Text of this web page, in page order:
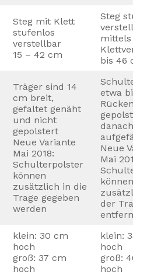
Steg mit Klett
stufenlos
verstellbar
15 – 42 cm
Steg
verstellbar
mittels
bis 46 cm
Träger sind 14
cm breit,
gefaltet genäht
und nicht
gepolstert
Neue Variante
Mai 2018:
Schulterpolster
können
zusätzlich in die
Trage gegeben
werden
etwa bis
Rückenmitte
gepolstert
danach
aufgefächert
Neue
Mai 2018:
können
zusätzlich
der Trage
entfernt
klein: 30 cm
hoch
groß: 37 cm
hoch
klein: 33 cm
hoch
groß: 40 cm
hoch